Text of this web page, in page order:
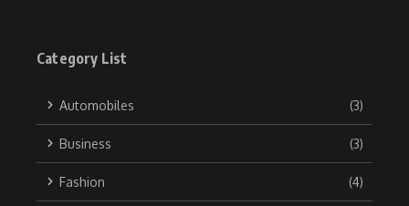
Category List
Automobiles (3)
Business (3)
Fashion (4)